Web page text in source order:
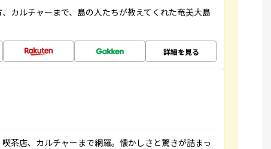
カルチャーまで、島の人たちが教えてくれた奄美大島
詳細を見る
茶店、カルチャーまで網羅。懐かしさと驚きが詰まっ